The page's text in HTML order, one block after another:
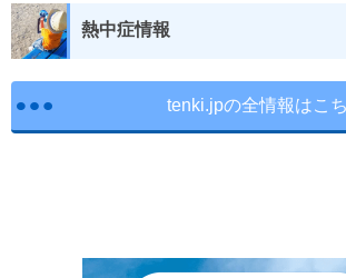
熱中症情報
tenki.jpの全情報はこ